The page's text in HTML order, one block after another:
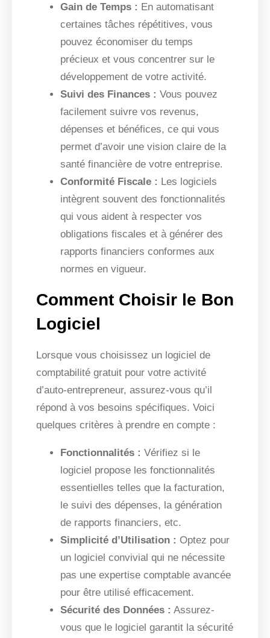
Gain de Temps : En automatisant
certaines tâches répétitives, vous
pouvez économiser du temps
précieux et vous concentrer sur le
développement de votre activité.
Suivi des Finances : Vous pouvez
facilement suivre vos revenus,
dépenses et bénéfices, ce qui vous
permet d’avoir une vision claire de la
santé financière de votre entreprise.
Conformité Fiscale : Les logiciels
intègrent souvent des fonctionnalités
qui vous aident à respecter vos
obligations fiscales et à générer des
rapports financiers conformes aux
normes en vigueur.
Comment Choisir le Bon
Logiciel
Lorsque vous choisissez un logiciel de
comptabilité gratuit pour votre activité
d’auto-entrepreneur, assurez-vous qu’il
répond à vos besoins spécifiques. Voici
quelques critères à prendre en compte :
Fonctionnalités : Vérifiez si le
logiciel propose les fonctionnalités
essentielles telles que la facturation,
le suivi des dépenses, la génération
de rapports financiers, etc.
Simplicité d’Utilisation : Optez pour
un logiciel convivial qui ne nécessite
pas une expertise comptable avancée
pour être utilisé efficacement.
Sécurité des Données : Assurez-
vous que le logiciel garantit la sécurité